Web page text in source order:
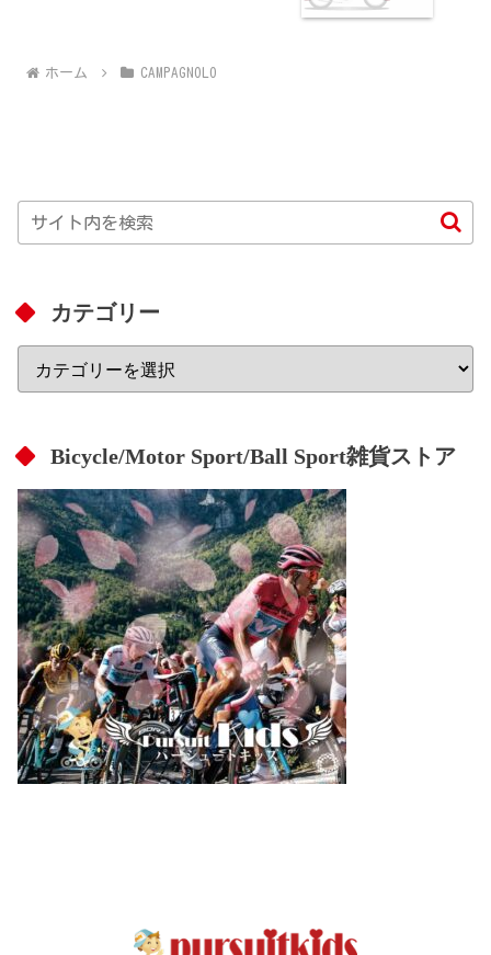
ホーム CAMPAGNOLO
カテゴリー
Bicycle/Motor Sport/Ball Sport雑貨ストア